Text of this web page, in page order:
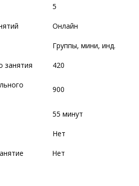
5
Онлайн
Группы, мини, инд.
занятия 420
900
55 минут
Нет
Нет